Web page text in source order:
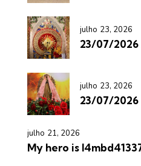
julho 23, 2026
23/07/2026
julho 23, 2026
23/07/2026
julho 21, 2026
My hero is